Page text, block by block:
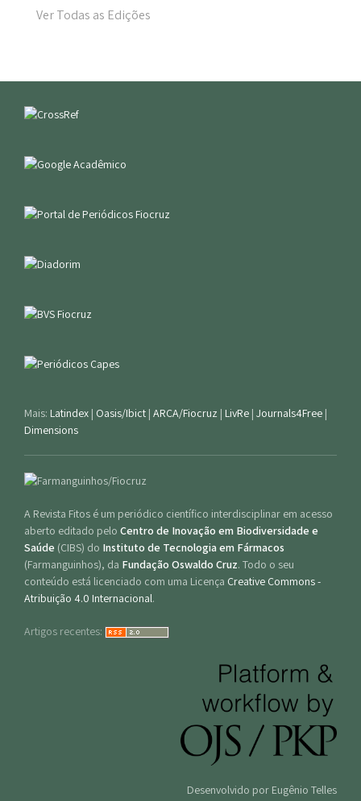
Ver Todas as Edições
Mais: Latindex | Oasis/Ibict | ARCA/Fiocruz | LivRe | Journals4Free |
Dimensions
A Revista Fitos é um periódico científico interdisciplinar em acesso
aberto editado pelo Centro de Inovação em Biodiversidade e
Saúde (CIBS) do Instituto de Tecnologia em Fármacos
(Farmanguinhos), da Fundação Oswaldo Cruz. Todo o seu
conteúdo está licenciado com uma Licença Creative Commons -
Atribuição 4.0 Internacional.
Artigos recentes:
Desenvolvido por Eugênio Telles